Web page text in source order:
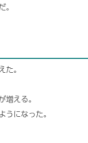
。
える。
になった。